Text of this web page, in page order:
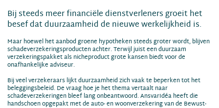
Bij steeds meer financiële dienstverleners groeit het
besef dat duurzaamheid de nieuwe werkelijkheid is.
Maar hoewel het aanbod groene hypotheken steeds groter wordt, blijven
schadeverzekeringsproducten achter. Terwijl juist een duurzaam
verzekeringspakket als nicheproduct grote kansen biedt voor de
onafhankelijke adviseur.
Bij veel verzekeraars lijkt duurzaamheid zich vaak te beperken tot het
beleggingsbeleid. De vraag hoe je het thema vertaalt naar
schadeverzekeringen bleef lang onbeantwoord. AnsvarIdéa heeft die
handschoen opgepakt met de auto- en woonverzekering van de Bewust-